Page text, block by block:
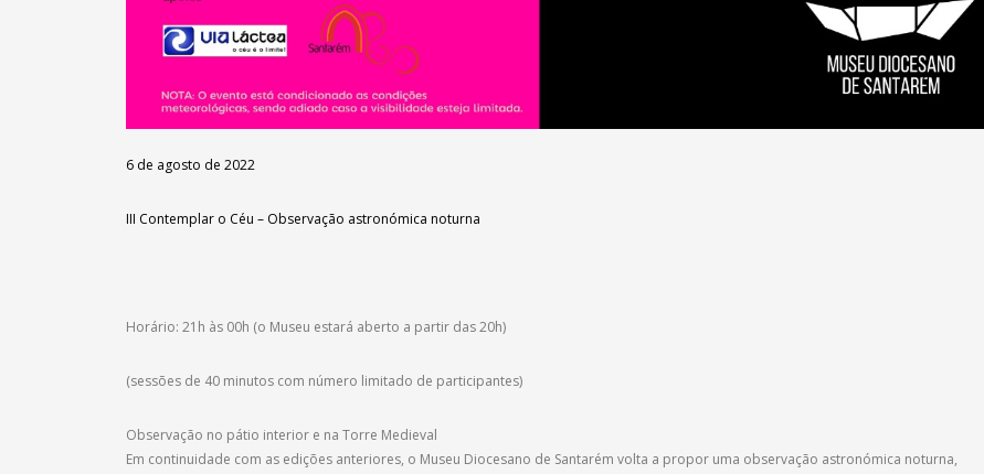
6 de agosto de 2022
III Contemplar o Céu – Observação astronómica noturna
Horário: 21h às 00h (o Museu estará aberto a partir das 20h)
(sessões de 40 minutos com número limitado de participantes)
Observação no pátio interior e na Torre Medieval
Em continuidade com as edições anteriores, o Museu Diocesano de Santarém volta a propor uma observação astronómica noturna,